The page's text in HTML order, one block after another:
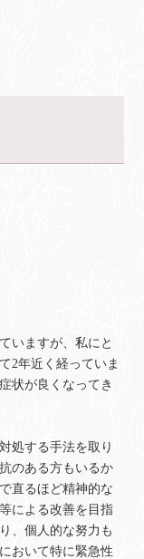
いますが、私にと
2年近く経っていま
状が良くなってき
処する手法を取り
のある方もいるか
直るほど精神的な
による改善を目指
、個人的な努力も
おいて特に緊急性